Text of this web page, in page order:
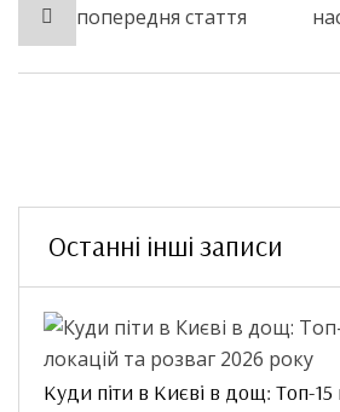
попередня стаття
Останні інші записи
Куди піти в Києві в дощ: Топ-15